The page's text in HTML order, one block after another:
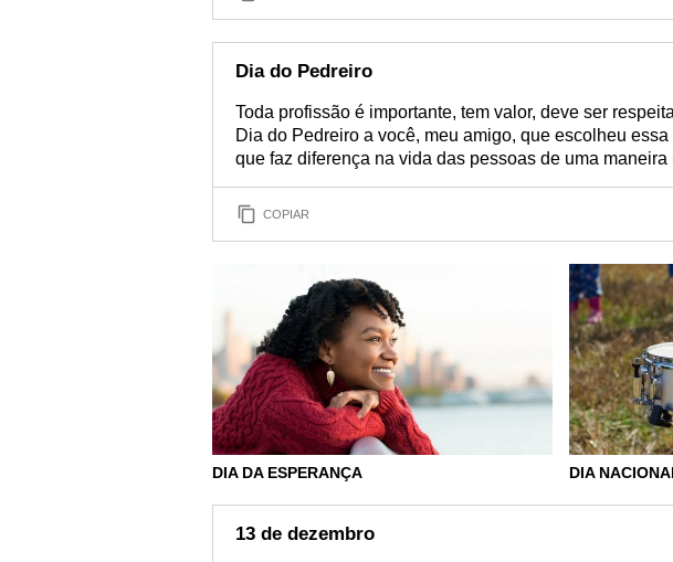
Dia do Pedreiro
Toda profissão é importante, tem valor, deve ser
Dia do Pedreiro a você, meu amigo, que escolheu
que faz diferença na vida das pessoas de uma maneira
COPIAR
DIA DA ESPERANÇA DIA
13 de dezembro